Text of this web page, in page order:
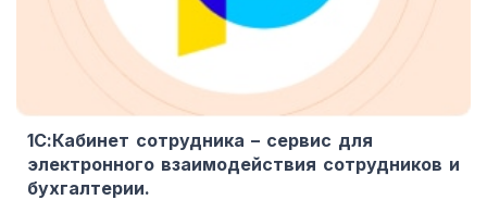
1С:Кабинет сотрудника – сервис для
электронного взаимодействия сотрудников и
бухгалтерии.